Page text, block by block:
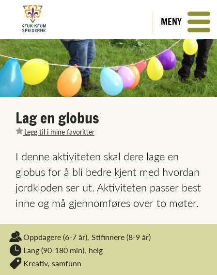
MENY
Lag en globus
Legg til i mine favoritter
I denne aktiviteten skal dere lage en
globus for å bli bedre kjent med hvordan
jordkloden ser ut. Aktiviteten passer best
inne og må gjennomføres over to møter.
Oppdagere(6-7 år), Stifinnere(8-9 år)
Lang (90-180 min), helg
Kreativ, samfunn